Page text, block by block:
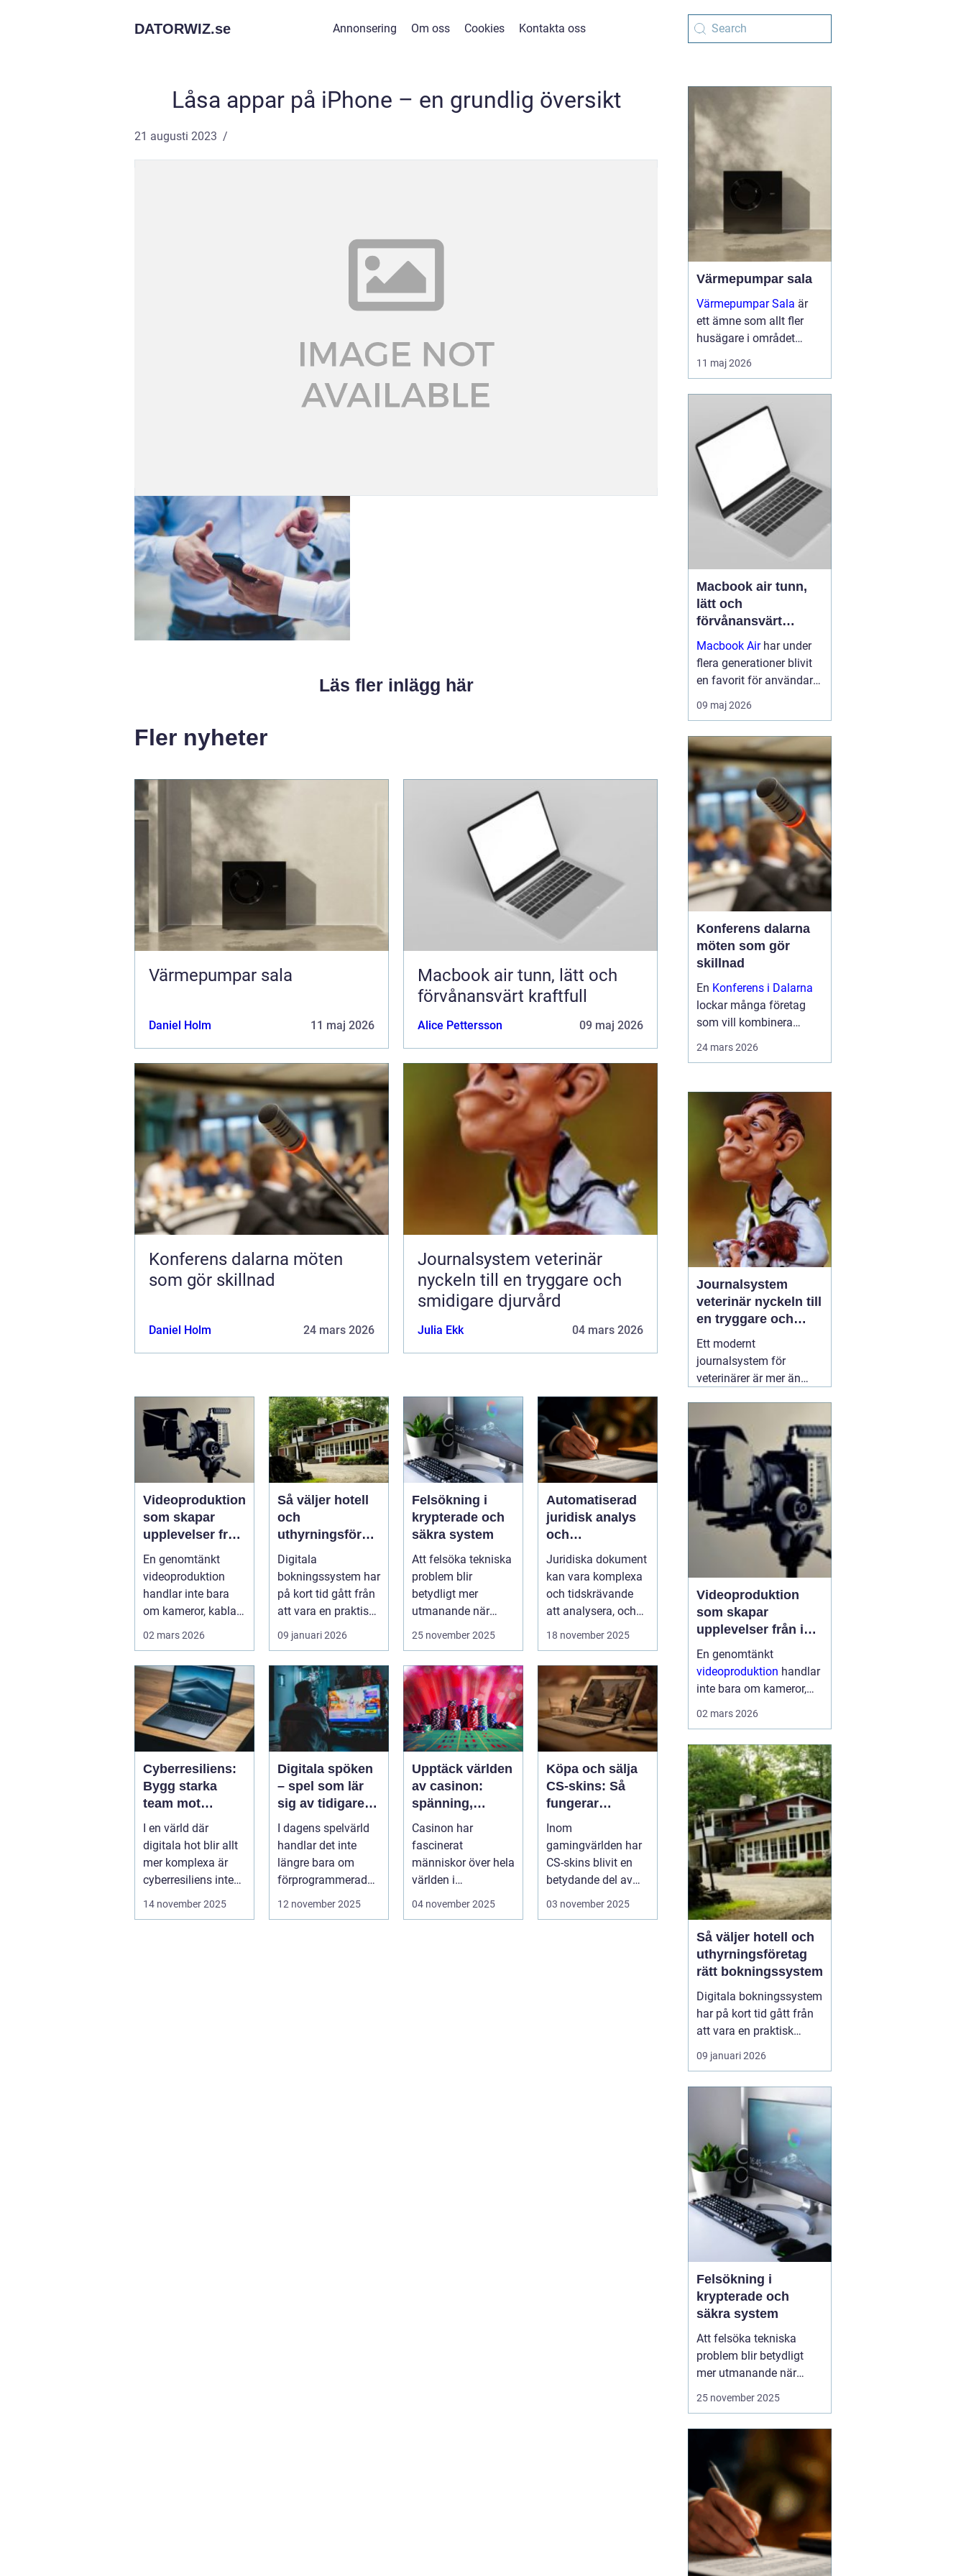
DATORWIZ.se Annonsering Om oss Cookies Kontakta oss
Låsa appar på iPhone – en grundlig översikt
21 augusti 2023
Läs fler inlägg här
Fler nyheter
Värmepumpar sala
Daniel Holm 11 maj 2026
Macbook air tunn, lätt och
förvånansvärt kraftfull
Alice Pettersson 09 maj 2026
Konferens dalarna möten
som gör skillnad
Daniel Holm 24 mars 2026
Journalsystem veterinär
nyckeln till en tryggare och
smidigare djurvård
Julia Ekk 04 mars 2026
Videoproduktion
som skapar
upplevelser från
idé till färdig
sändning
En genomtänkt
videoproduktion
handlar inte bara
om kameror, kablar
02 mars 2026
Så väljer hotell
och
uthyrningsföreta
g rätt
bokningssystem
Digitala
bokningssystem har
på kort tid gått från
att vara en praktisk
detalj till...
09 januari 2026
Felsökning i
krypterade och
säkra system
Att felsöka tekniska
problem blir
betydligt mer
utmanande när
system är
25 november 2025
Automatiserad
juridisk analys
och
kontraktsgransk
ning
Juridiska dokument
kan vara komplexa
och tidskrävande
att analysera, och
felaktigheter eller
18 november 2025
Cyberresiliens:
Bygg starka
team mot
digitala hot
I en värld där
digitala hot blir allt
mer komplexa är
cyberresiliens inte
14 november 2025
Digitala spöken
– spel som lär
sig av tidigare
spelare
I dagens spelvärld
handlar det inte
längre bara om
förprogrammerade
banor och fasta m...
12 november 2025
Upptäck världen
av casinon:
spänning,
strategi och tur
Casinon har
fascinerat
människor över hela
världen i
århundraden. Dessa
04 november 2025
Köpa och sälja
CS-skins: Så
fungerar
marknaden
Inom
gamingvärlden har
CS-skins blivit en
betydande del av
spelupplevelsen för
03 november 2025
Värmepumpar sala
Värmepumpar Sala är
ett ämne som allt fler
husägare i området
intresserar sig för när
energipriserna stiger och
lösningar ökar. Många
vill sänka sina
värmeko...
11 maj 2026
Macbook air tunn,
lätt och
förvånansvärt
kraftfull
Macbook Airhar under
flera generationer blivit
en favorit för användare
som vill kombinera
smidig rörlighet med
Modellen är känd för sin
låga vikt, tysta drift och
långa batte...
09 maj 2026
Konferens dalarna
möten som gör
skillnad
En Konferens i Dalarna
lockar många företag
som vill kombinera
stilla sjöar, skogar och
byar med starka
traditioner. Samtid...
24 mars 2026
Journalsystem
veterinär nyckeln till
en tryggare och
smidigare djurvård
Ett modernt
journalsystem för
veterinärer är mer än
patienter ökar och
kraven på
dokumentation skärps,
blir ett genomtänkt
system avgörande för
både kvalitet och
arbetsmiljö. Ett bra04
Videoproduktion
som skapar
upplevelser från idé
till färdig sändning
En genomtänkt
videoproduktion handlar
inte bara om kameror,
människor minns.
Oavsett om det gäller en
konferens, konsert,
mässa eller ett ...
02 mars 2026
Så väljer hotell och
uthyrningsföretag
rätt bokningssystem
Digitala bokningssystem
har på kort tid gått från
att vara en praktisk
detalj till att bli hjärtat i
många
För hotell, campingar,
stugbyar och
semesterboenden är ett
modernt system ofta s...
09 januari 2026
Felsökning i
krypterade och
säkra system
Att felsöka tekniska
problem blir betydligt
mer utmanande när
system är krypterade
vilket innebär att vanliga
felsökningsmetoder inte
alltid...
25 november 2025